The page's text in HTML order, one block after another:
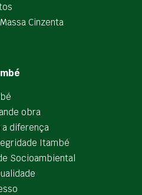
Cinzenta
obra
diferença
Itambé
Socioambiental